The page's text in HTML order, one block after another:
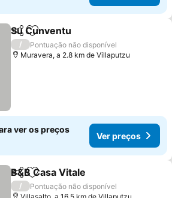
PartilharAdicionar aos favoritos
Su Cunventu
/
Pontuação não disponível
Muravera, a 2.8 km de Villaputzu
ver os preços
Ver preços
PartilharAdicionar aos favoritos
B&B Casa Vitale
/
Pontuação não disponível